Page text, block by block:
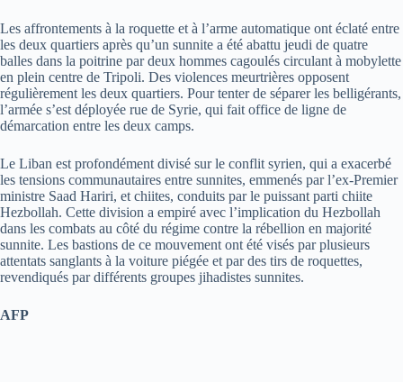
Les affrontements à la roquette et à l’arme automatique ont éclaté entre
les deux quartiers après qu’un sunnite a été abattu jeudi de quatre
balles dans la poitrine par deux hommes cagoulés circulant à mobylette
en plein centre de Tripoli. Des violences meurtrières opposent
régulièrement les deux quartiers. Pour tenter de séparer les belligérants,
l’armée s’est déployée rue de Syrie, qui fait office de ligne de
démarcation entre les deux camps.
Le Liban est profondément divisé sur le conflit syrien, qui a exacerbé
les tensions communautaires entre sunnites, emmenés par l’ex-Premier
ministre Saad Hariri, et chiites, conduits par le puissant parti chiite
Hezbollah. Cette division a empiré avec l’implication du Hezbollah
dans les combats au côté du régime contre la rébellion en majorité
sunnite. Les bastions de ce mouvement ont été visés par plusieurs
attentats sanglants à la voiture piégée et par des tirs de roquettes,
revendiqués par différents groupes jihadistes sunnites.
AFP